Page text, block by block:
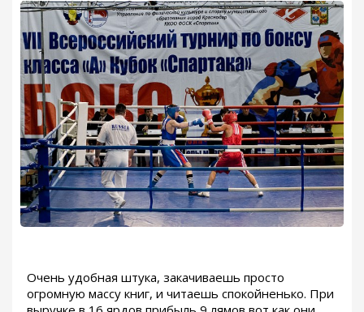
Очень удобная штука, закачиваешь просто
огромную массу книг, и читаешь спокойненько. При